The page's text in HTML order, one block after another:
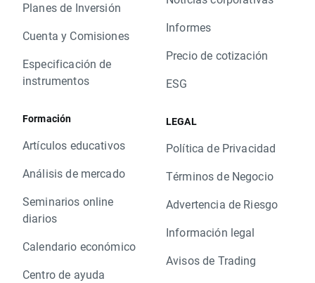
Planes de Inversión
Cuenta y Comisiones
Especificación de
instrumentos
Formación
Artículos educativos
Análisis de mercado
Seminarios online
diarios
Calendario económico
Centro de ayuda
Informes
Precio de cotización
ESG
LEGAL
Política de Privacidad
Términos de Negocio
Advertencia de Riesgo
Información legal
Avisos de Trading